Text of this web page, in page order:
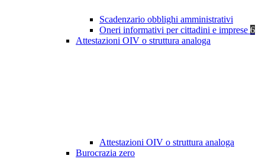
Scadenzario obblighi amministrativi
Oneri informativi per cittadini e imprese 6
Attestazioni OIV o struttura analoga
Attestazioni OIV o struttura analoga
Burocrazia zero